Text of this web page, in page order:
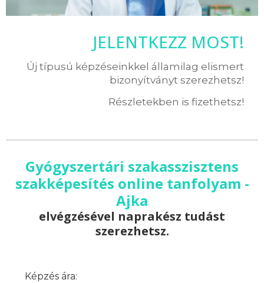
JELENTKEZZ MOST!
Új típusú képzéseinkkel államilag elismert
bizonyítványt szerezhetsz!
Részletekben is fizethetsz!
Gyógyszertári szakasszisztens
szakképesítés online tanfolyam -
Ajka
elvégzésével naprakész tudást
szerezhetsz.
Képzés ára: